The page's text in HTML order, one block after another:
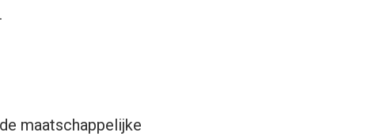
maatschappelijke